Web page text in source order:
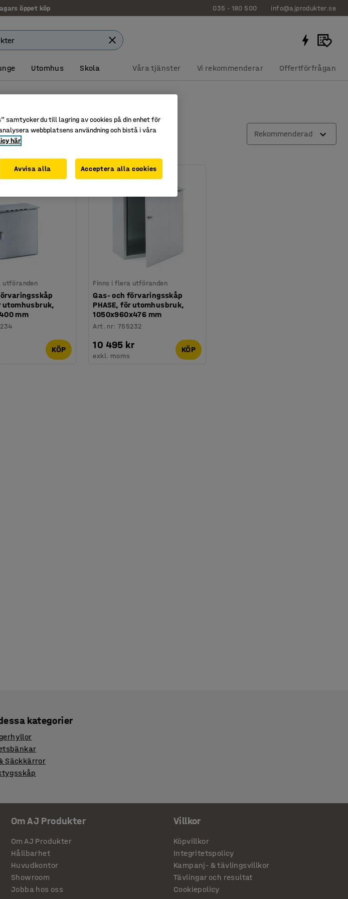
öppet köp 035 - 180 500 info@ajprodukter.se
Utomhus Skola Våra tjänster Vi rekommenderar Offertförfrågan
Rekommenderad
utföranden
utomhusbruk,
mm
KÖP
Finns i flera utföranden
Gas- och förvaringsskåp
PHASE, för utomhusbruk,
1050x960x476 mm
Art. nr:755232
10 495 kr
exkl. moms
KÖP
kategorier
Säckkärror
Om AJ Produkter
Om AJ Produkter
Hållbarhet
Huvudkontor
Showroom
Jobba hos oss
Villkor
Köpvillkor
Integritetspolicy
Kampanj- & tävlingsvillkor
Tävlingar och resultat
Cookiepolicy
du till lagring av cookies på din enhet för
webbplatsens användning och bistå i våra
här
Avvisa alla Acceptera alla cookies